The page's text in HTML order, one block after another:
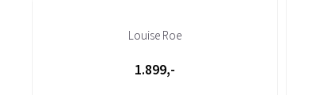
Louise Roe
1.899,-